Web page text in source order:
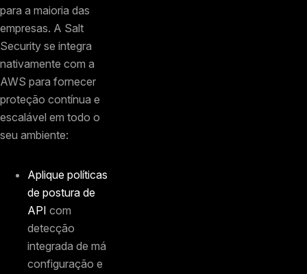
para a maioria das
empresas. A Salt
Security se integra
nativamente com a
AWS para fornecer
proteção contínua e
escalável em todo o
seu ambiente:
Aplique políticas
de postura de
API com
detecção
integrada de má
configuração e